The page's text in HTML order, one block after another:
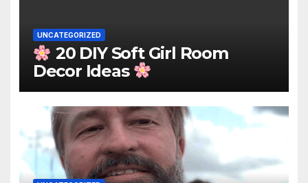
UNCATEGORIZED
20 DIY Soft Girl Room
Decor Ideas